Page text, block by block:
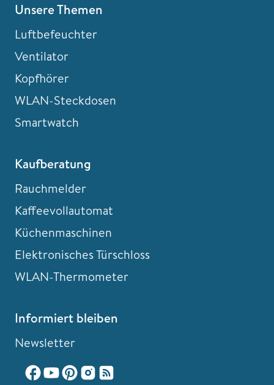
Unsere Themen
Luftbefeuchter
Ventilator
Kopfhörer
WLAN-Steckdosen
Smartwatch
Kaufberatung
Rauchmelder
Kaffeevollautomat
Küchenmaschinen
Elektronisches Türschloss
WLAN-Thermometer
Informiert bleiben
Newsletter